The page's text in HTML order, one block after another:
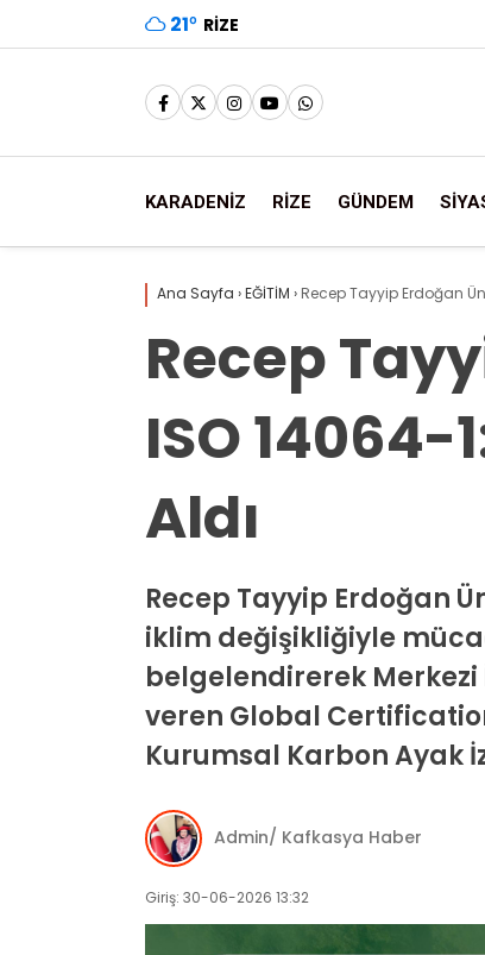
21° RIZE
KARADENİZ RİZE GÜNDEM
Ana Sayfa ›EĞİTİM › Recep Tayyip Erdoğan
Recep
ISO 14064-
Aldı
Recep Tayyip Erdoğan
iklim değişikliğiyle
belgelendirerek
veren Global
Kurumsal Karbon Ayak
Admin/ Kafkasya Haber
Giriş: 30-06-2026 13:32